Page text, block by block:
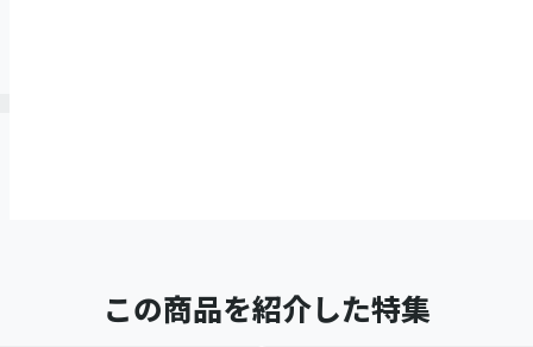
この商品を紹介した特集